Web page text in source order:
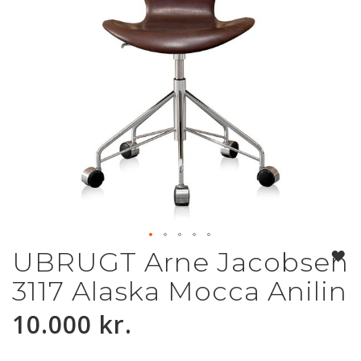
Gå
til
starten
af
billedgalleriet
UBRUGT Arne Jacobsen
3117 Alaska Mocca Anilin
10.000 kr.